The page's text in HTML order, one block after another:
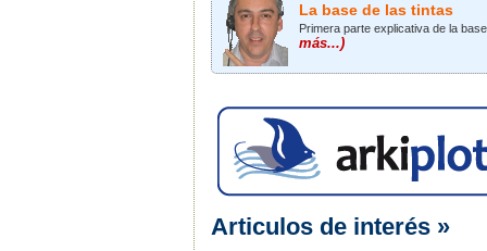
La base de las tintas
Primera parte explicativa de la
más...)
Articulos de interés »